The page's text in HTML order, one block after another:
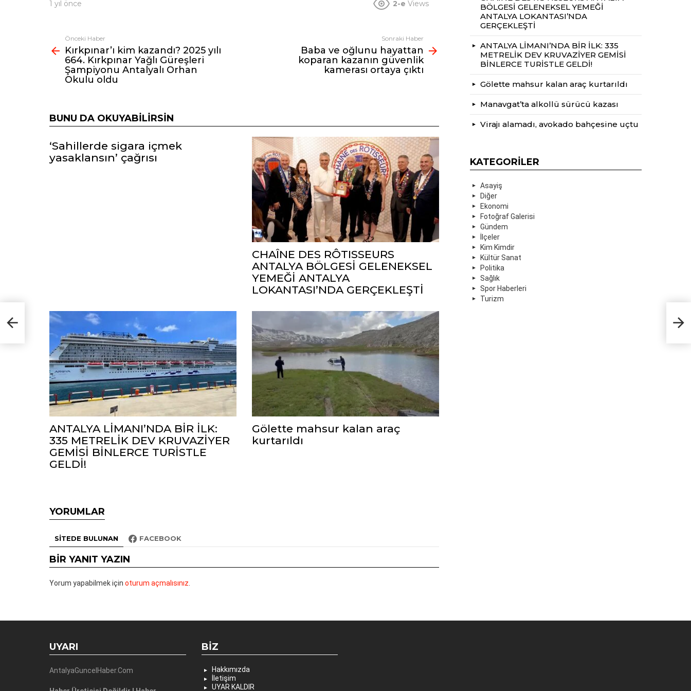
1 yıl önce 2-e Views
Fazlasına
bak
Önceki Haber
Kırkpınar’ı kim kazandı? 2025 yılı
664. Kırkpınar Yağlı Güreşleri
Şampiyonu Antalyalı Orhan
Okulu oldu
Sonraki Haber
Baba ve oğlunu hayattan
koparan kazanın güvenlik
kamerası ortaya çıktı
BUNU DA OKUYABILIRSIN
‘Sahillerde sigara içmek
yasaklansın’ çağrısı
CHAÎNE DES RÔTISSEURS
ANTALYA BÖLGESİ GELENEKSEL
YEMEĞİ ANTALYA
LOKANTASI’NDA GERÇEKLEŞTİ
ANTALYA LİMANI’NDA BİR İLK:
335 METRELİK DEV KRUVAZİYER
GEMİSİ BİNLERCE TURİSTLE
GELDİ!
Gölette mahsur kalan araç
kurtarıldı
YORUMLAR
SITEDE BULUNAN FACEBOOK
BIR YANIT YAZIN
Yorum yapabilmek için oturum açmalısınız
BÖLGESİ GELENEKSEL YEMEĞİ
ANTALYA LOKANTASI’NDA
GERÇEKLEŞTİ
ANTALYA LİMANI’NDA BİR İLK: 335
METRELİK DEV KRUVAZİYER GEMİSİ
BİNLERCE TURİSTLE GELDİ!
Gölette mahsur kalan araç kurtarıldı
Manavgat’ta alkollü sürücü kazası
Virajı alamadı, avokado bahçesine uçtu
KATEGORILER
Asayiş
Diğer
Ekonomi
Fotoğraf Galerisi
Gündem
İlçeler
Kim Kimdir
Kültür Sanat
Politika
Sağlık
Spor Haberleri
Turizm
UYARI
AntalyaGuncelHaber.Com
BIZ
Hakkımızda
İletişim
UYAR KALDIR